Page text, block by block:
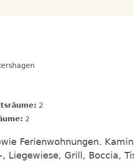
2
2
Ferienwohnungen.
Liegewiese, Grill, Boccia,